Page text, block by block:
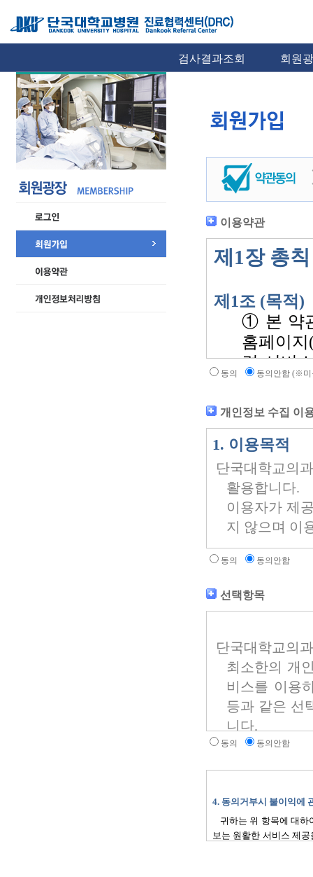
검사결과조회 회원
이용약관
동의 동의안함 (※미
개인정보 수집 이
동의 동의안함
선택항목
동의 동의안함